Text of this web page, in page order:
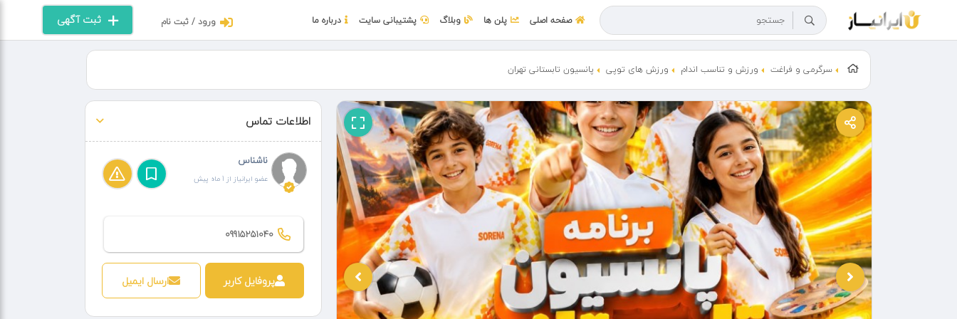
ثبت آگهی ورود / ثبت نام صفحه اصلی پلن ها وبلاگ پشتیبانی سایت درباره ما
سرگرمی و فراغت ورزش و تناسب اندام ورزش های توپی پانسیون تابستانی تهران
اطلاعات تماس
ناشناس
عضو ایرانیاز از 1 ماه پیش
09915251040
پروفایل کاربر ارسال ایمیل